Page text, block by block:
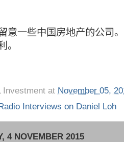
意一些中国房地产的公司
。
Investment at November 05,
Interviews on Daniel Loh
4 NOVEMBER 2015